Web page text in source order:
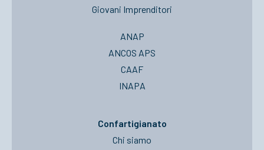
Giovani Imprenditori
ANAP
ANCOS APS
CAAF
INAPA
Confartigianato
Chi siamo